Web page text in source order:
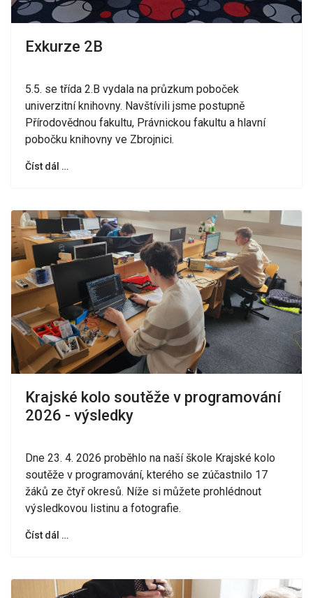
Exkurze 2B
5.5. se třída 2.B vydala na průzkum poboček
univerzitní knihovny. Navštívili jsme postupně
Přírodovědnou fakultu, Právnickou fakultu a hlavní
pobočku knihovny ve Zbrojnici.
Číst dál …
Krajské kolo soutěže v programování
2026 - výsledky
Dne 23. 4. 2026 proběhlo na naší škole Krajské kolo
soutěže v programování, kterého se zúčastnilo 17
žáků ze čtyř okresů. Níže si můžete prohlédnout
výsledkovou listinu a fotografie.
Číst dál …